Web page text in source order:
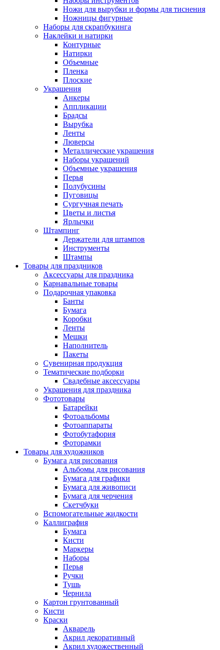
Ножи для вырубки и формы для тиснения
Ножницы фигурные
Наборы для скрапбукинга
Наклейки и натирки
Контурные
Натирки
Объемные
Пленка
Плоские
Украшения
Анкеры
Аппликации
Брадсы
Вырубка
Ленты
Люверсы
Металлические украшения
Наборы украшений
Объемные украшения
Перья
Полубусины
Пуговицы
Сургучная печать
Цветы и листья
Ярлычки
Штампинг
Держатели для штампов
Инструменты
Штампы
Товары для праздников
Аксессуары для праздника
Карнавальные товары
Подарочная упаковка
Банты
Бумага
Коробки
Ленты
Мешки
Наполнитель
Пакеты
Сувенирная продукция
Тематические подборки
Свадебные аксессуары
Украшения для праздника
Фототовары
Батарейки
Фотоальбомы
Фотоаппараты
Фотобутафория
Фоторамки
Товары для художников
Бумага для рисования
Альбомы для рисования
Бумага для графики
Бумага для живописи
Бумага для черчения
Скетчбуки
Вспомогательные жидкости
Каллиграфия
Бумага
Кисти
Маркеры
Наборы
Перья
Ручки
Тушь
Чернила
Картон грунтованный
Кисти
Краски
Акварель
Акрил декоративный
Акрил художественный